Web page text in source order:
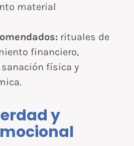
material
rituales de
financiero,
física y
y